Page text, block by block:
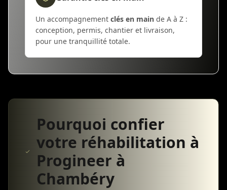
Un accompagnement clés en main de A à Z :
conception, permis, chantier et livraison,
pour une tranquillité totale.
Pourquoi confier
votre réhabilitation à
Progineer à
Chambéry